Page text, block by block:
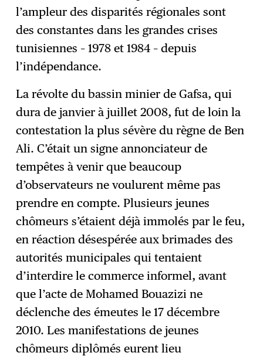
l’ampleur des disparités régionales sont
des constantes dans les grandes crises
tunisiennes – 1978 et 1984 – depuis
l’indépendance.
La révolte du bassin minier de Gafsa, qui
dura de janvier à juillet 2008, fut de loin la
contestation la plus sévère du règne de Ben
Ali. C’était un signe annonciateur de
tempêtes à venir que beaucoup
d’observateurs ne voulurent même pas
prendre en compte. Plusieurs jeunes
chômeurs s’étaient déjà immolés par le feu,
en réaction désespérée aux brimades des
autorités municipales qui tentaient
d’interdire le commerce informel, avant
que l’acte de Mohamed Bouazizi ne
déclenche des émeutes le 17 décembre
2010. Les manifestations de jeunes
chômeurs diplômés eurent lieu